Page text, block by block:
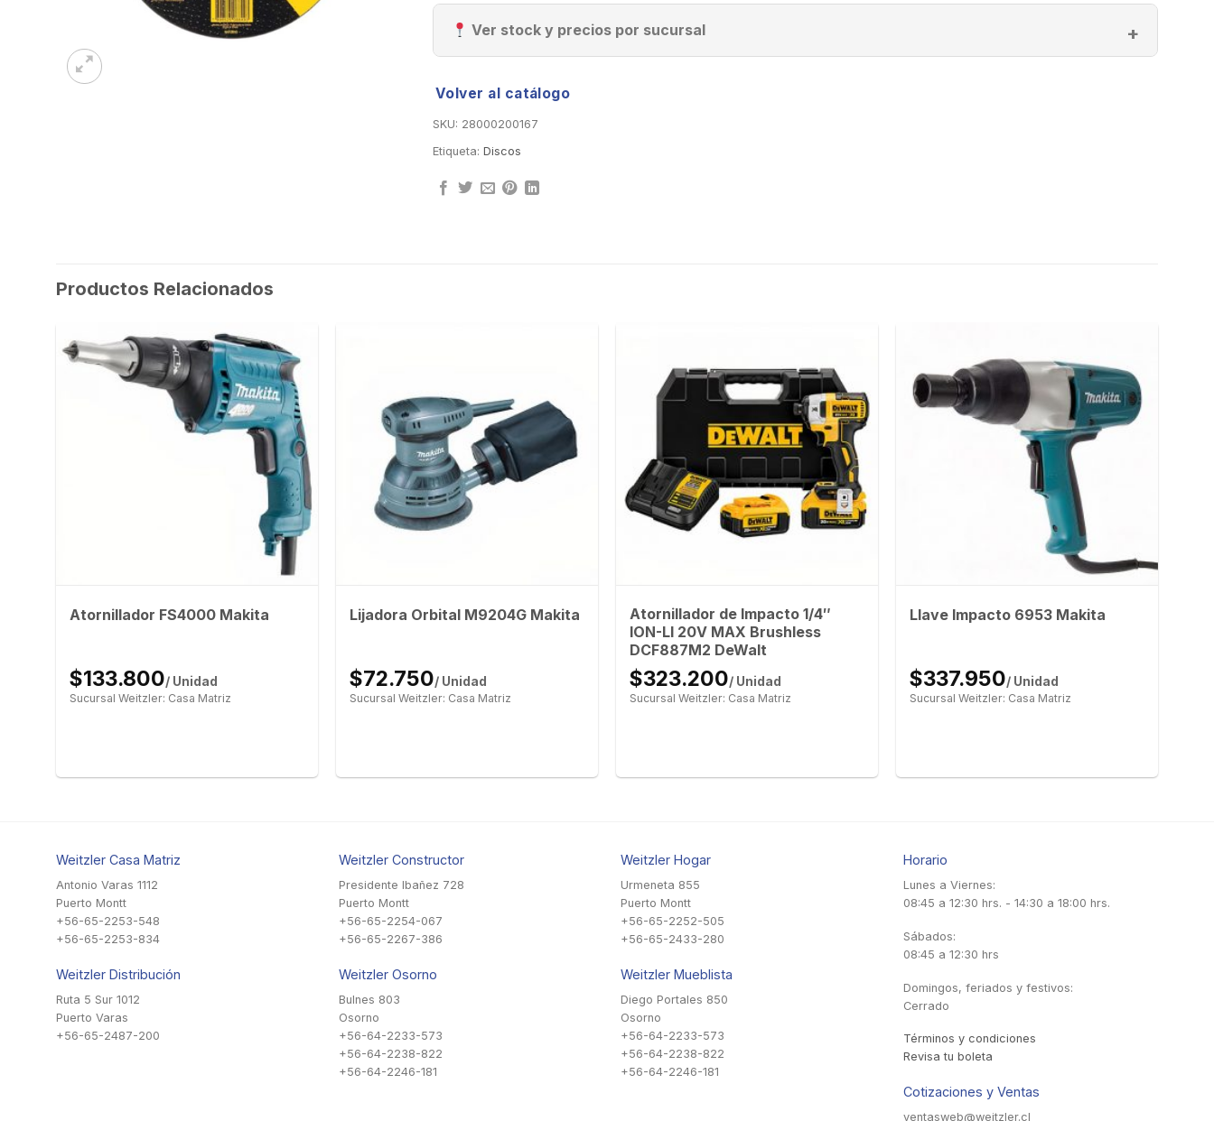
Ver stock y precios por sucursal
Volver al catálogo
SKU: 28000200167
Etiqueta: Discos
Productos Relacionados
Atornillador FS4000 Makita
$133.800/ Unidad
Sucursal Weitzler: Casa Matriz
Lijadora Orbital M9204G Makita
$72.750/ Unidad
Sucursal Weitzler: Casa Matriz
Atornillador de Impacto 1/4″
ION-LI 20V MAX Brushless
DCF887M2 DeWalt
$323.200/ Unidad
Sucursal Weitzler: Casa Matriz
Llave Impacto 6953 Makita
$337.950/ Unidad
Sucursal Weitzler: Casa Matriz
Weitzler Casa Matriz
Antonio Varas 1112
Puerto Montt
+56-65-2253-548
+56-65-2253-834
Weitzler Distribución
Ruta 5 Sur 1012
Puerto Varas
+56-65-2487-200
Weitzler Constructor
Presidente Ibañez 728
Puerto Montt
+56-65-2254-067
+56-65-2267-386
Weitzler Osorno
Bulnes 803
Osorno
+56-64-2233-573
+56-64-2238-822
+56-64-2246-181
Weitzler Hogar
Urmeneta 855
Puerto Montt
+56-65-2252-505
+56-65-2433-280
Weitzler Mueblista
Diego Portales 850
Osorno
+56-64-2233-573
+56-64-2238-822
+56-64-2246-181
Horario
Lunes a Viernes:
08:45 a 12:30 hrs. - 14:30 a 18:00 hrs.
Sábados:
08:45 a 12:30 hrs
Domingos, feriados y festivos:
Cerrado
Términos y condiciones
Revisa tu boleta
Cotizaciones y Ventas
ventasweb@weitzler.cl